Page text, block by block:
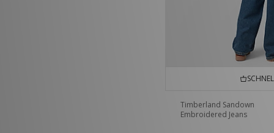
Timberland Sandown
Embroidered Jeans